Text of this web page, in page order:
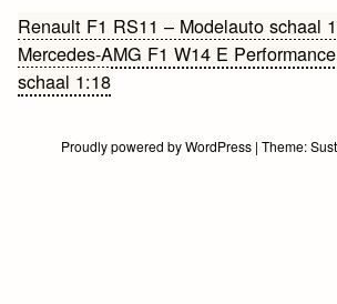
Bericht
navigatie
Renault F1 RS11 – Modelauto schaal
Mercedes-AMG F1 W14 E
schaal 1:18
Proudly powered by WordPress | Theme: